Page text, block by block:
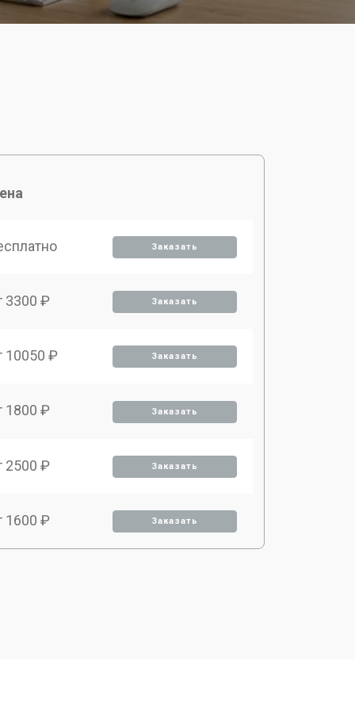
Заказать
3300 ₽ Заказать
10050 ₽ Заказать
1800 ₽ Заказать
2500 ₽ Заказать
1600 ₽ Заказать